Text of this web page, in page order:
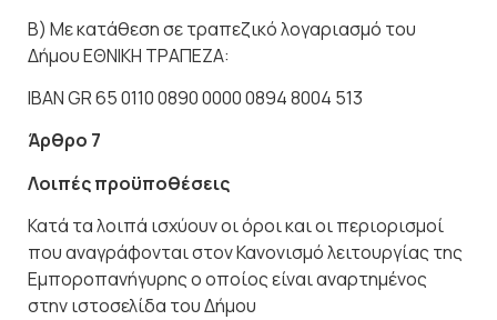
Β) Με κατάθεση σε τραπεζικό λογαριασμό του
ΔήμουΕΘΝΙΚΗ ΤΡΑΠΕΖΑ:
IBAN GR 65 0110 0890 0000 0894 8004 513
Άρθρο 7
Λοιπέςπροϋποθέσεις
Κατά τα λοιπά ισχύουν οι όροι και οι περιορισμοί
που αναγράφονται στον Κανονισμό λειτουργίας της
Εμποροπανήγυρης ο οποίος είναι αναρτημένος
στην ιστοσελίδα του Δήμου